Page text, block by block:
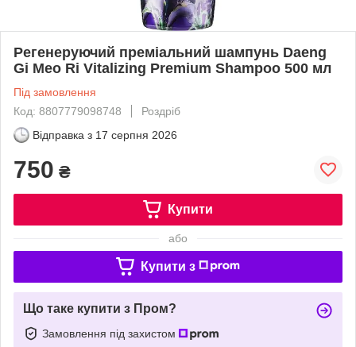
Регенеруючий преміальний шампунь Daeng
Gi Meo Ri Vitalizing Premium Shampoo 500 мл
Під замовлення
Код: 8807779098748
Роздріб
Відправка з 17 серпня 2026
750 ₴
Купити
або
Купити з
Що таке купити з Пром?
Замовлення під захистом